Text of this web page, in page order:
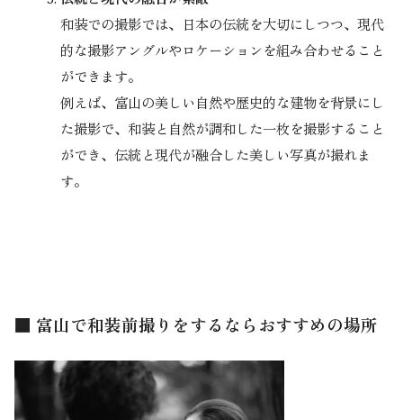
和装での撮影では、日本の伝統を大切にしつつ、現代
的な撮影アングルやロケーションを組み合わせること
ができます。
例えば、富山の美しい自然や歴史的な建物を背景にし
た撮影で、和装と自然が調和した一枚を撮影すること
ができ、伝統と現代が融合した美しい写真が撮れま
す。
■ 富山で和装前撮りをするならおすすめの場所